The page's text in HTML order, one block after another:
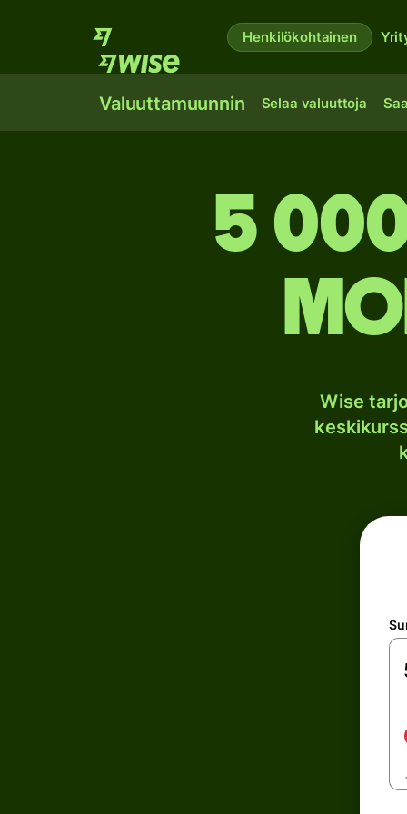
Henkilökohtainen
Valuuttamuunnin Selaa valuuttoja
5
Wise